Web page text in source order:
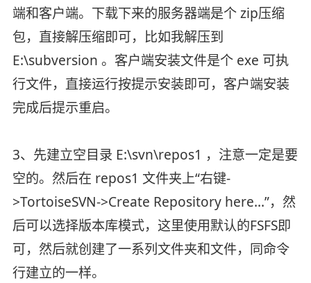
端和客户端。下载下来的服务器端是个 zip压缩
包，直接解压缩即可，比如我解压到
E:\subversion 。客户端安装文件是个 exe 可执
行文件，直接运行按提示安装即可，客户端安装
完成后提示重启。
3、先建立空目录 E:\svn\repos1 ，注意一定是要
空的。然后在 repos1 文件夹上“右键-
>TortoiseSVN->Create Repository here...”，然
后可以选择版本库模式，这里使用默认的FSFS即
可，然后就创建了一系列文件夹和文件，同命令
行建立的一样。